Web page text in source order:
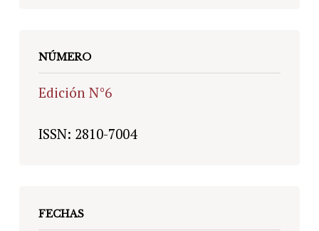
NÚMERO
Edición N°6
ISSN: 2810-7004
FECHAS